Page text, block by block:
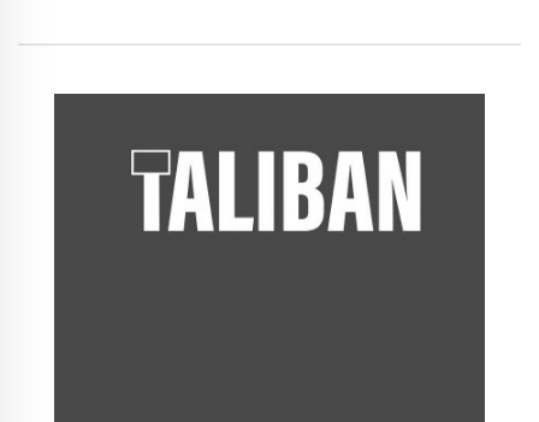
2001، وكأن شيئاً لم يكن طوال عقدين من الزمن.